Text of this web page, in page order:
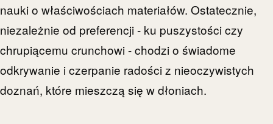
nauki o właściwościach materiałów. Ostatecznie,
niezależnie od preferencji - ku puszystości czy
chrupiącemu crunchowi - chodzi o świadome
odkrywanie i czerpanie radości z nieoczywistych
doznań, które mieszczą się w dłoniach.